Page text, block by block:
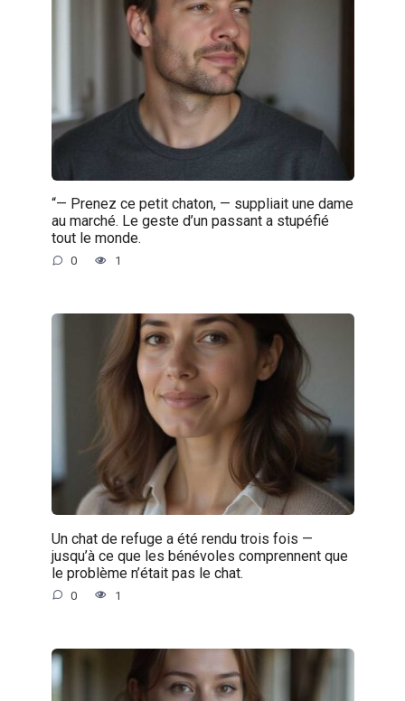
“— Prenez ce petit chaton, — suppliait une dame
au marché. Le geste d’un passant a stupéfié
tout le monde.
0 1
Un chat de refuge a été rendu trois fois —
jusqu’à ce que les bénévoles comprennent que
le problème n’était pas le chat.
0 1